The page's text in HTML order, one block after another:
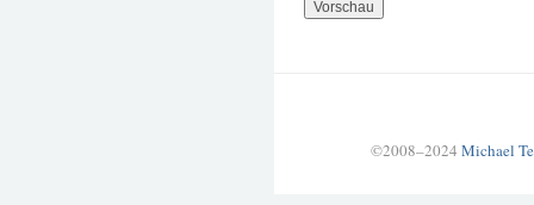
©2008–2024 Michael